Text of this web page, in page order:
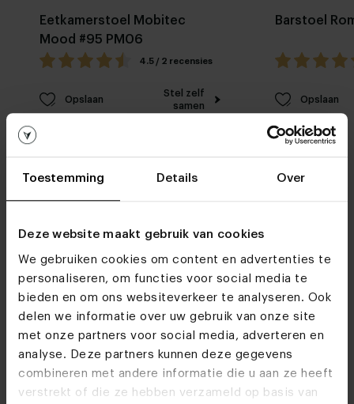
Toestemming Details Over
Deze website maakt gebruik van cookies
We gebruiken cookies om content en advertenties te
personaliseren, om functies voor social media te
bieden en om ons websiteverkeer te analyseren. Ook
delen we informatie over uw gebruik van onze site
met onze partners voor social media, adverteren en
analyse. Deze partners kunnen deze gegevens
combineren met andere informatie die u aan ze heeft
verstrekt of die ze hebben verzameld op basis van
Ontdek alle materialen en kleuren van Eetkamerstoel Ayla
met arm
Bekijk alle mogelijkheden en maak jouw keuze
Stel samen in 3D
Eetkamerstoel Mobitec
Mood #95 PM06
4.5 / 2 recensies
Opslaan
Stel zelf
samen
Barstoel
Opslaan
Meubelwinkels
Do we see you soon?
Bezoekonze meubelwinkels